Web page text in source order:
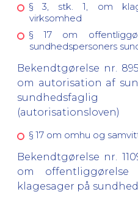
§ 3, stk. 1, om
virksomhed
§ 17 om
sundhedspersoners
Bekendtgørelse nr.
om autorisation af
(autorisationsloven)
§ 17 om omhu og
Bekendtgørelse nr.
om
klagesager på